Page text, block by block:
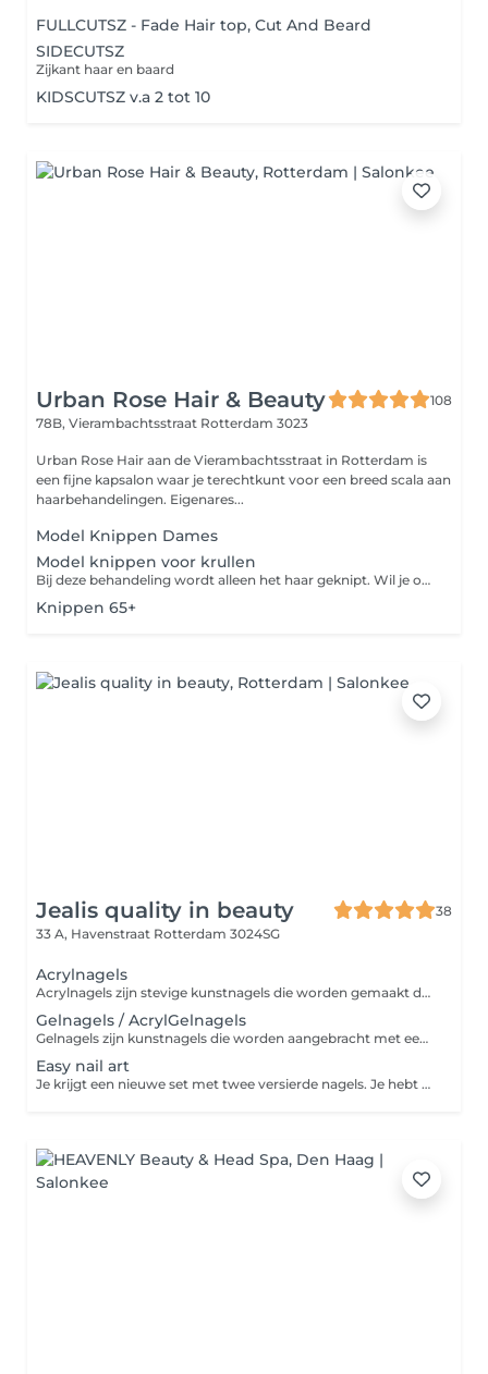
FULLCUTSZ - Fade Hair top, Cut And Beard
SIDECUTSZ
Zijkant haar en baard
KIDSCUTSZ v.a 2 tot 10
Urban Rose Hair & Beauty
108
78B, Vierambachtsstraat Rotterdam 3023
Urban Rose Hair aan de Vierambachtsstraat in Rotterdam is
een fijne kapsalon waar je terechtkunt voor een breed scala aan
haarbehandelingen. Eigenares...
Model Knippen Dames
Model knippen voor krullen
Bij deze behandeling wordt alleen het haar geknipt. Wil je ook het haar wassen en stylen met product, dan moet je kiezen voor hair refresh. De uiteindelijke prijs hangt af van de lengte en de dikte van het haar.
Knippen 65+
Jealis quality in beauty
38
33 A, Havenstraat Rotterdam 3024SG
Acrylnagels
Acrylnagels zijn stevige kunstnagels die worden gemaakt door acrylpoeder en vloeistof te mengen, waarna het uithardt tot een harde, duurzame laag. Ze zijn ideaal voor het verlengen of verstevigen van je natuurlijke nagels en bieden een langdurige, verzorgde look. Perfect voor wie van sterke, stijlvolle nagels houdt!
Gelnagels / AcrylGelnagels
Gelnagels zijn kunstnagels die worden aangebracht met een flexibele gel, uitgehard onder een UV- of LED-lamp. Ze versterken je natuurlijke nagels, zijn duurzaam en bieden een gladde, glanzende afwerking. Ideaal voor wie langdurig mooie, verzorgde nagels wil zonder snel te beschadigen. Kies in het menu de juiste lengte van jouw nagels. Kort/medium staat voor een lengte tot een halve tip. Wil je een lengte van een halve tip of meer? Kies dan voor de lange lengte.
Easy nail art
Je krijgt een nieuwe set met twee versierde nagels. Je hebt keuze uit 2 nagels met swirl design, twee nagels met een aantal steentjes, 2 grote metalen versieringen, verschillende soorten stickers of marble. Kies in het menu de juiste lengte van jouw nagels. Kort/medium staat voor een lengte tot een halve tip. Wil je een lengte van een halve tip of meer? Kies dan voor de lange lengte.